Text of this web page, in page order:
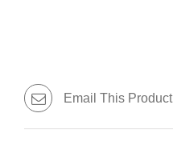
Email This Product